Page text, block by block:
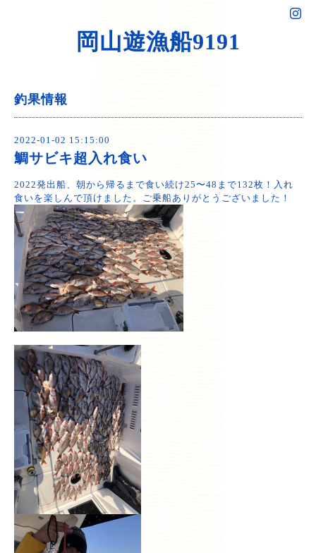
岡山遊漁船9191
釣果情報
2022-01-02 15:15:00
鯛サビキ超入れ食い
2022発出船、朝から帰るまで食い続け25〜48まで132枚！入れ
食いを楽しんで頂けました。ご乗船ありがとうございました！